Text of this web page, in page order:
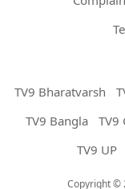
TV9 Bharatvarsh
TV9 Bangla
TV9
TV9 UP
Copyright ©